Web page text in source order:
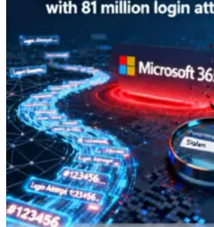
password
rivolto
agli
utenti
di
Microsoft
365
con